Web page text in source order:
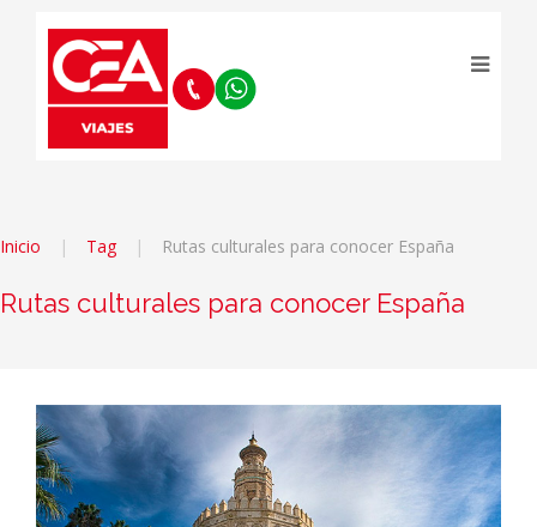
Inicio Tag Rutas culturales para conocer España
Rutas culturales para conocer España